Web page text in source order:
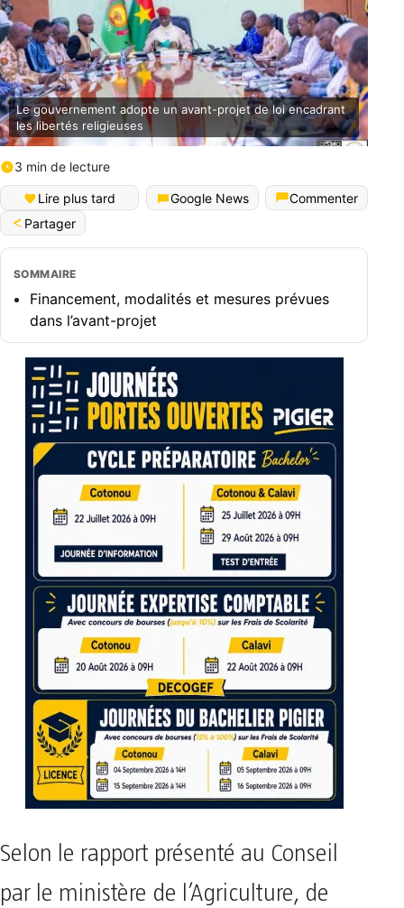
Le gouvernement adopte un avant-projet de loi encadrant
les libertés religieuses
3 min de lecture
Lire plus tard Google News
Commenter
Partager
SOMMAIRE
Financement, modalités et mesures prévues
dans l’avant-projet
Selon le rapport présenté au Conseil
par le ministère de l’Agriculture, de